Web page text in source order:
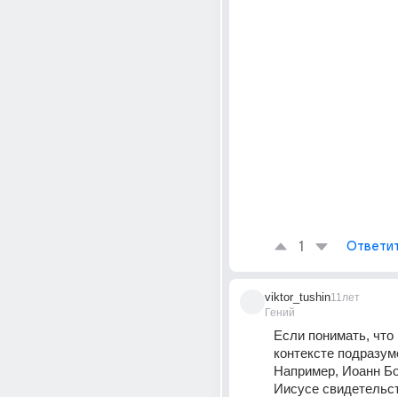
1
viktor_tushin
Гений
11лет
Если понимать, что
контексте
Например, Иоанн
Иисусе